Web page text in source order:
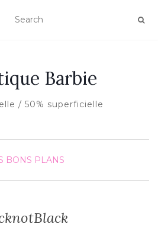
LA NAVIGATION
Barbie
/ 50% superficielle
BONS PLANS